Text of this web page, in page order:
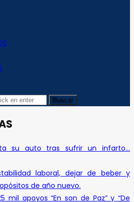
su auto tras sufrir un infarto…
laboral, dejar de beber y
de año nuevo.
mil apoyos “En son de Paz” y “De